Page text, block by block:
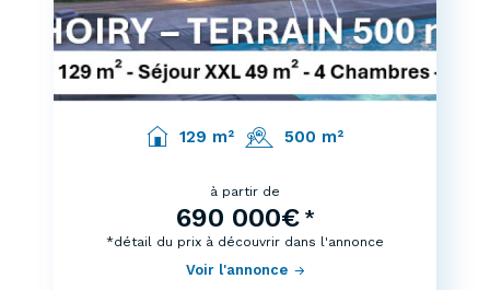
129 m² 500 m²
à partir de
690 000€ *
Voir l'annonce
*détail du prix à découvrir dans l'annonce